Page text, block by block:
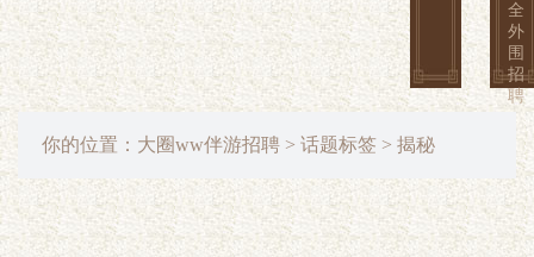
全
外
围
招
聘
你的位置： 大圈ww伴游招聘 > 话题标签 > 揭秘